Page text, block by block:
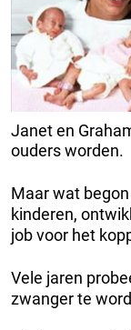
Janet en
ouders worden.
Maar wat
kinderen,
job voor het
Vele jaren
zwanger te